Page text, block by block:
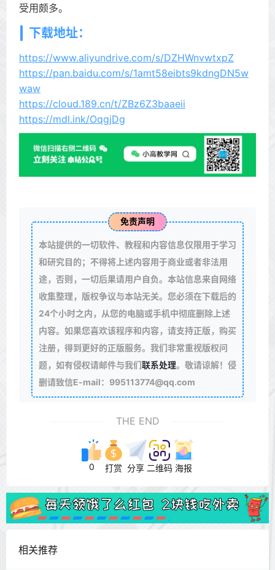
受用颇多。
下载地址：
https://www.aliyundrive.com/s/DZHWnvwtxpZ
https://pan.baidu.com/s/1amt58eibts9kdngDN5w
waw
https://cloud.189.cn/t/ZBz6Z3baaeii
https://mdl.ink/OqgjDg
免责声明
本站提供的一切软件、教程和内容信息仅限用于学习
和研究目的；不得将上述内容用于商业或者非法用
途，否则，一切后果请用户自负。本站信息来自网络
收集整理，版权争议与本站无关。您必须在下载后的
24个小时之内，从您的电脑或手机中彻底删除上述
内容。如果您喜欢该程序和内容，请支持正版，购买
注册，得到更好的正版服务。我们非常重视版权问
题，如有侵权请邮件与我们联系处理。敬请谅解！侵
删请致信E-mail：995113774@qq.com
THE END
0 打赏 分享 二维码 海报
相关推荐